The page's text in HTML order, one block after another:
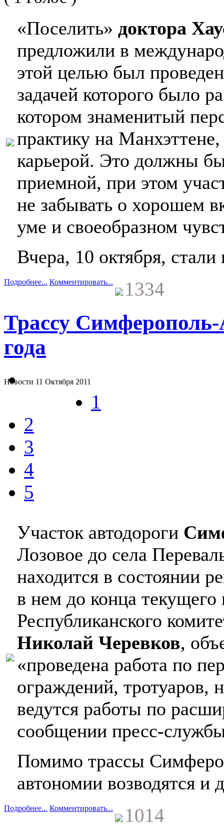
«Поселить» доктора
предложили в
этой целью был
задачей которого было
котором знаменитый
практику на Манхэттене,
карьерой. Это должны
приемной, при этом
не забывать о хорошем
уме и своеобразном
Вчера, 10 октября, стали
Подробнее... Комментировать... 1334
Трассу
года
Новости 11 Октября 2011
1
2
3
4
5
Участок автодороги
Лозовое до села
находится в состоянии
в нем до конца текущего
Республиканского
Николай Черевков,
«проведена работа по
ограждений, тротуаров,
ведутся работы по
сообщении пресс-
Помимо трассы
автономии возводятся и
Подробнее... Комментировать... 1014